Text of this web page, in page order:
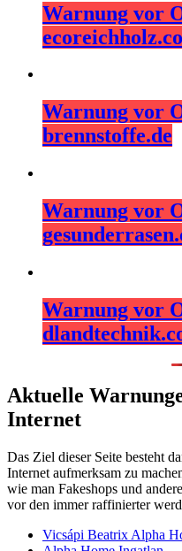
Warnung vor
Warnung vor
brennstoffe.de
Warnung vor
Warnung vor
Aktuelle
Internet
Das Ziel dieser Seite besteht
Internet aufmerksam zu
wie man Fakeshops und
vor den immer raffinierter
Vicsápi Beatrix Alpha